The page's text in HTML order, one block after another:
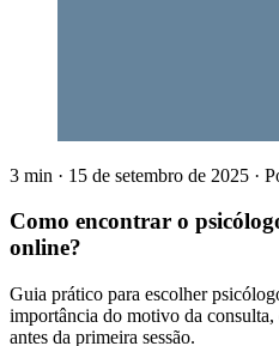
3 min · 15 de setembro de 2025 ·
Como encontrar o
online?
Guia prático para escolher
importância do motivo da
antes da primeira sessão.